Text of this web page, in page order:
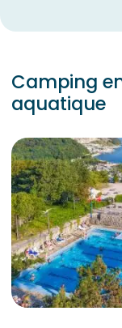
Camping
aquatique